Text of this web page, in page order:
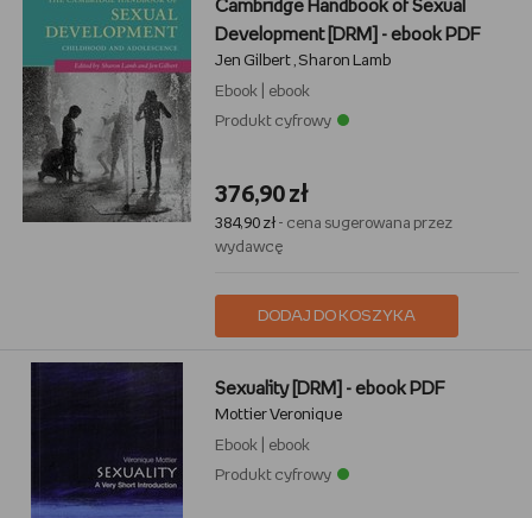
Cambridge Handbook of Sexual
Development [DRM] - ebook PDF
Jen Gilbert Sharon Lamb
Ebook
ebook
Produkt cyfrowy
376,90 zł
384,90 zł- cena sugerowana przez
wydawcę
DODAJ DO KOSZYKA
Sexuality [DRM] - ebook PDF
Mottier Veronique
Ebook
ebook
Produkt cyfrowy